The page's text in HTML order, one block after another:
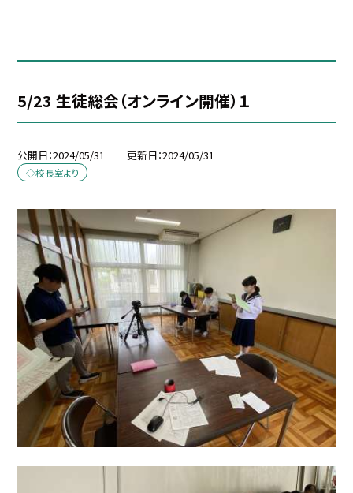
5/23 生徒総会（オンライン開催）１
公開日 2024/05/31 更新日 2024/05/31
◇校長室より